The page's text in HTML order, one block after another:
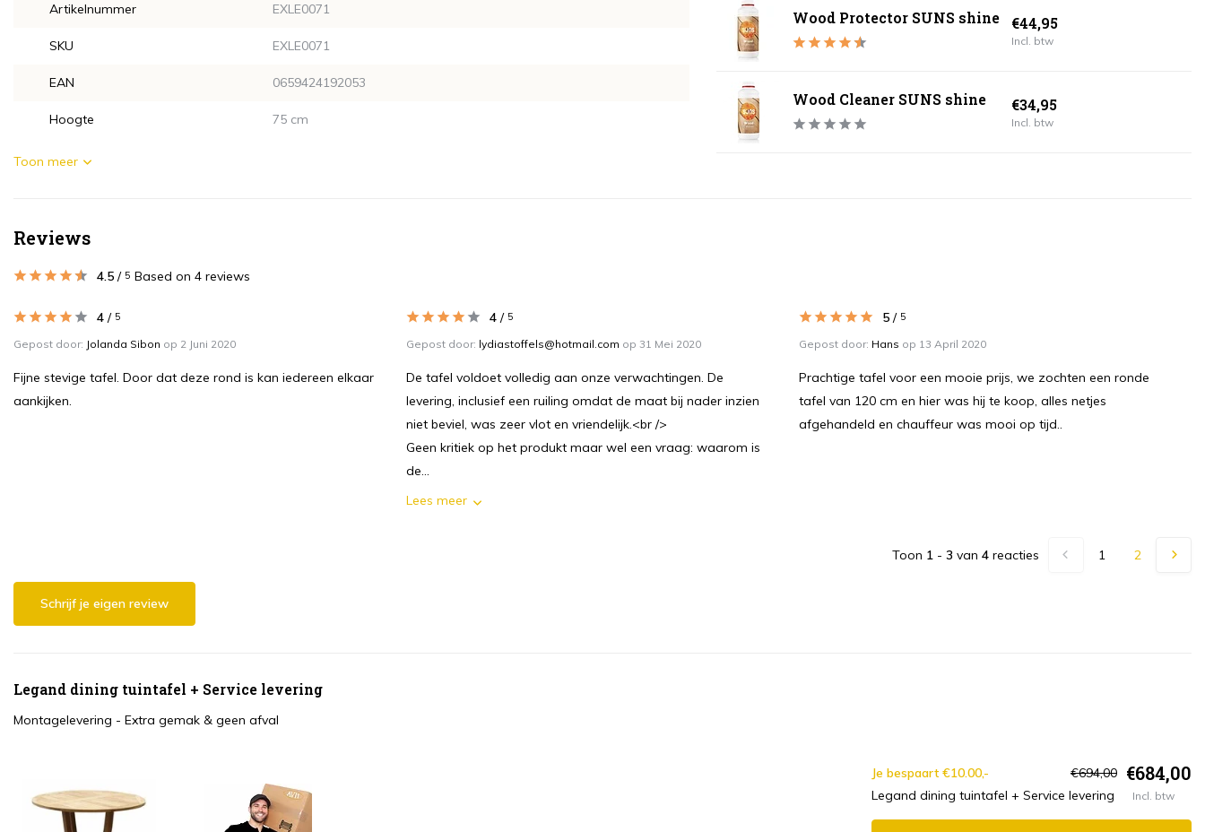
Artikelnummer EXLE0071
SKU EXLE0071
EAN 0659424192053
Hoogte 75 cm
Toon meer
Wood Protector SUNS shine €44,95
Incl. btw
Wood Cleaner SUNS shine €34,95
Incl. btw
Reviews
4.5 / 5 Based on 4 reviews
4 / 5
Gepost door: Jolanda Sibon op 2 Juni 2020
Fijne stevige tafel. Door dat deze rond is kan iedereen elkaar
aankijken.
4 / 5
Gepost door: lydiastoffels@hotmail.com op 31 Mei 2020
De tafel voldoet volledig aan onze verwachtingen. De
levering, inclusief een ruiling omdat de maat bij nader inzien
niet beviel, was zeer vlot en vriendelijk.<br />
Geen kritiek op het produkt maar wel een vraag: waarom is
de...
Lees meer
5 / 5
Gepost door: Hans op 13 April 2020
Prachtige tafel voor een mooie prijs, we zochten een ronde
tafel van 120 cm en hier was hij te koop, alles netjes
afgehandeld en chauffeur was mooi op tijd..
Toon 1 - 3 van 4 reacties 1 2
Schrijf je eigen review
Legand dining tuintafel + Service levering
Montagelevering - Extra gemak & geen afval
Je bespaart €10.00,- €694,00 €684,00
Legand dining tuintafel + Service levering Incl. btw